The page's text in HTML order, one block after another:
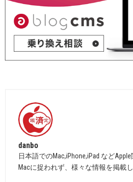
danbo
日本語でのMac,iPhone,iPad など
Macに捉われず、様々な情報を掲載し